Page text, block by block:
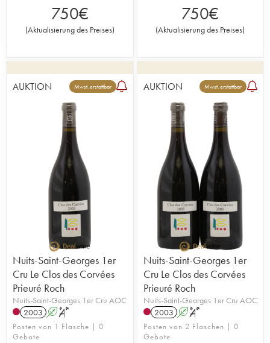
750€
(Aktualisierung des Preises)
750€
(Aktualisierung des Preises)
AUKTION Mwst. erstattbar
Nuits-Saint-Georges 1er
Cru Le Clos des Corvées
Prieuré Roch
Nuits-Saint-Georges 1er Cru AOC
2003 A S
Posten von 1 Flasche | 0
Gebote
AUKTION Mwst. erstattbar
Nuits-Saint-Georges 1er
Cru Le Clos des Corvées
Prieuré Roch
Nuits-Saint-Georges 1er Cru AOC
2003 A S
Posten von 2 Flaschen | 0
Gebote